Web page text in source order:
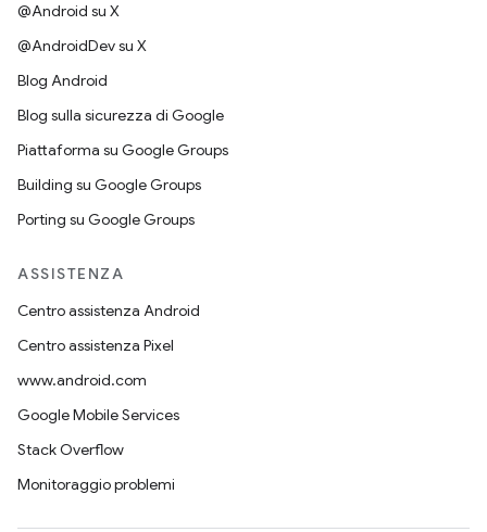
@Android su X
@AndroidDev su X
Blog Android
Blog sulla sicurezza di Google
Piattaforma su Google Groups
Building su Google Groups
Porting su Google Groups
ASSISTENZA
Centro assistenza Android
Centro assistenza Pixel
www.android.com
Google Mobile Services
Stack Overflow
Monitoraggio problemi